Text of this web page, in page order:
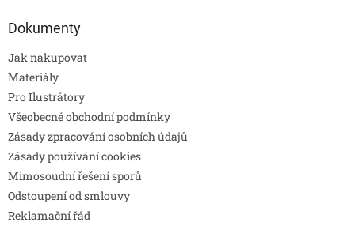
Dokumenty
Jak nakupovat
Materiály
Pro Ilustrátory
Všeobecné obchodní podmínky
Zásady zpracování osobních údajů
Zásady používání cookies
Mimosoudní řešení sporů
Odstoupení od smlouvy
Reklamační řád